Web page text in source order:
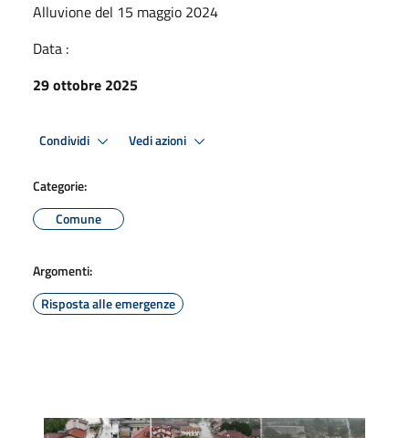
Alluvione del 15 maggio 2024
Data :
29 ottobre 2025
Condividi Vedi azioni
Categorie:
Comune
Argomenti:
Risposta alle emergenze